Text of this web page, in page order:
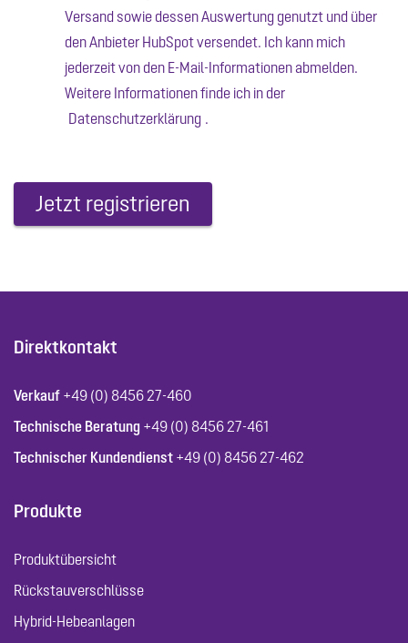
Versand sowie dessen Auswertung genutzt und über
den Anbieter HubSpot versendet. Ich kann mich
jederzeit von den E-Mail-Informationen abmelden.
Weitere Informationen finde ich in der
Datenschutzerklärung .
Direktkontakt
Verkauf +49 (0) 8456 27-460
Technische Beratung +49 (0) 8456 27-461
Technischer Kundendienst +49 (0) 8456 27-462
Produkte
Produktübersicht
Rückstauverschlüsse
Hybrid-Hebeanlagen